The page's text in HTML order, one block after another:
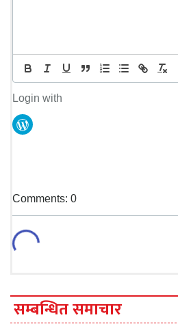
Login with
Comments: 0
सम्बन्धित समाचार